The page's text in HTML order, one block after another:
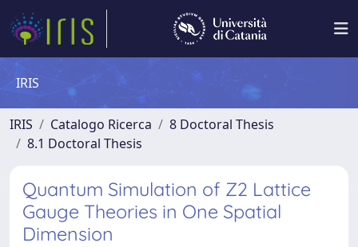
IRIS
IRIS Catalogo Ricerca
8 Doctoral Thesis
8.1 Doctoral Thesis
Quantum Simulation of Z2 Lattice
Gauge Theories in One Spatial
Dimension